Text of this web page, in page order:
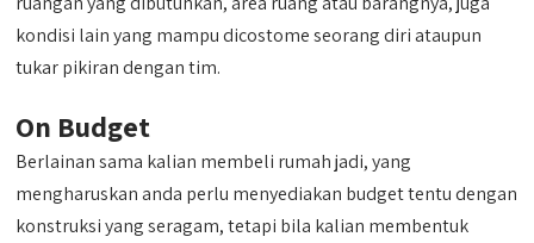
kondisi lain yang mampu dicostome seorang diri ataupun
tukar pikiran dengan tim.
On Budget
Berlainan sama kalian membeli rumah jadi, yang
mengharuskan anda perlu menyediakan budget tentu dengan
konstruksi yang seragam, tetapi bila kalian membentuk